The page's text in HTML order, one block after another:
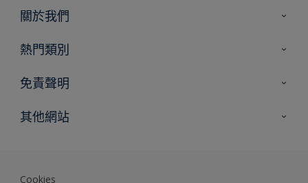
關於我們
聯絡我們
熱門類別
尋找顏色
專家見解
免責聲明
色彩準確度
其他網站
Cookies